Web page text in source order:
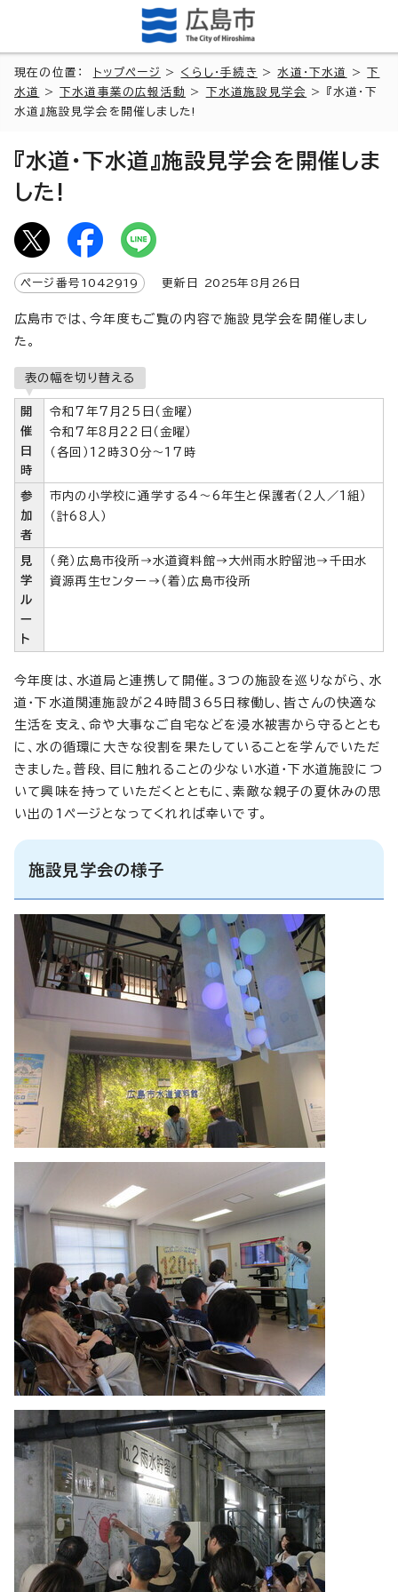
現在の位置： トップページ > くらし・手続き >水道・下水道 >下
水道
>下水道事業の広報活動 > 下水道施設見学会
> 『水道・下
水道』施設見学会を開催しました!
『水道・下水道』施設見学会を開催しま
した!
ページ番号 1042919 更新日 2025年8月 26 日
広島市では、今年度もご覧の内容で施設見学会を開催しまし
た。
表の幅を切り替える
開
催
日
時
令和7年7月25日（金曜）
令和7年8月22日（金曜）
（各回）12時30分～17時
参
加
者
市内の小学校に通学する4～6年生と保護者（2人／1組）
（計68人）
見
学
ル
ー
ト
（発）広島市役所→水道資料館→大州雨水貯留池→千田水
資源再生センター→（着）広島市役所
今年度は、水道局と連携して開催。3つの施設を巡りながら、水
道・下水道関連施設が24時間365日稼働し、皆さんの快適な
生活を支え、命や大事なご自宅などを浸水被害から守るととも
に、水の循環に大きな役割を果たしていることを学んでいただ
きました。普段、目に触れることの少ない水道・下水道施設につ
いて興味を持っていただくとともに、素敵な親子の夏休みの思
い出の1ページとなってくれれば幸いです。
施設見学会の様子